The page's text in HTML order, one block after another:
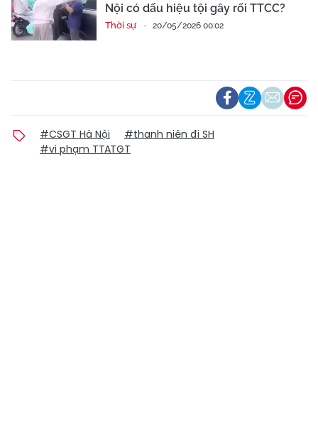
Nội có dấu hiệu tội gây rối TTCC?
Thời sự 20/05/2026 00:02
#CSGT Hà Nội
#thanh niên đi SH
#vi phạm TTATGT